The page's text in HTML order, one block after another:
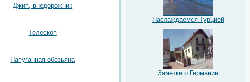
Джип, внедорожник
Телескоп
Напуганная обезьяна
Наслаждаемся Турцией
Заметки о Германии